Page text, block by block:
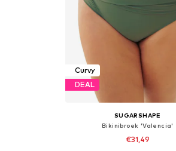
Curvy
DEAL
SUGARSHAPE
Bikinibroek 'Valencia'
€31,49